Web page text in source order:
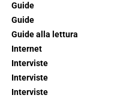
Guide
Guide
Guide alla lettura
Internet
Interviste
Interviste
Interviste